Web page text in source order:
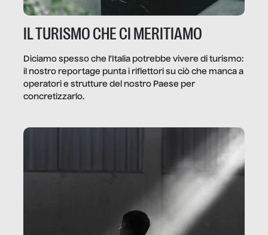
IL TURISMO CHE CI MERITIAMO
Diciamo spesso che l’Italia potrebbe vivere di turismo:
il nostro reportage punta i riflettori su ciò che manca a
operatori e strutture del nostro Paese per
concretizzarlo.